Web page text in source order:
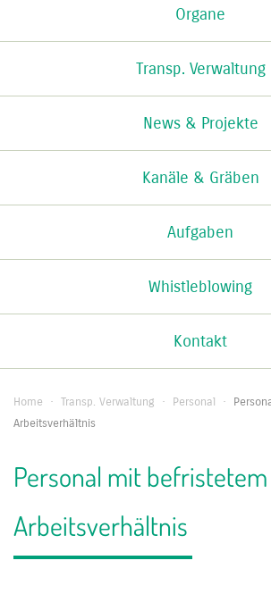
Organe
Transp. Verwaltung
News & Projekte
Kanäle & Gräben
Aufgaben
Whistleblowing
Kontakt
Home · Transp. Verwaltung · Personal ·
Arbeitsverhältnis
Personal mit befristetem
Arbeitsverhältnis